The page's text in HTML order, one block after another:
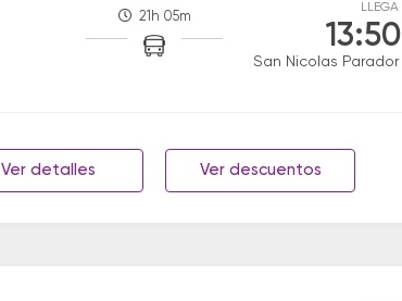
21h 05m
LLEGA
13:50
San Nicolas Parador
Ver detalles Ver descuentos